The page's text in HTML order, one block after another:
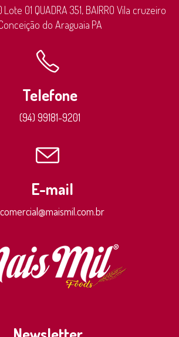
Lote 01 QUADRA 351, BAIRRO Vila cruzeiro
do Araguaia PA
Telefone
(94) 99181-9201
E-mail
comercial@maismil.com.br